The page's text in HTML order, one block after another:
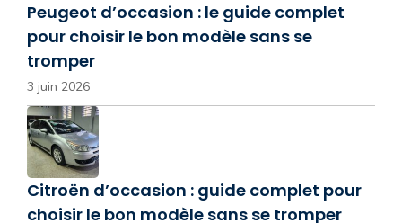
Peugeot d’occasion : le guide complet
pour choisir le bon modèle sans se
tromper
3 juin 2026
Citroën d’occasion : guide complet pour
choisir le bon modèle sans se tromper